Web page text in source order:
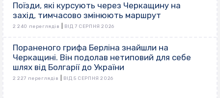
Поїзди, які курсують через Черкащину на
захід, тимчасово змінюють маршрут
2 240 переглядів ВІД 7 СЕРПНЯ 2026
Пораненого грифа Берліна знайшли на
Черкащині. Він подолав нетиповий для себе
шлях від Болгарії до України
2 227 переглядів ВІД 5 СЕРПНЯ 2026